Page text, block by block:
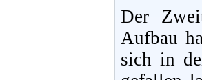
Der
Aufbau
sich in